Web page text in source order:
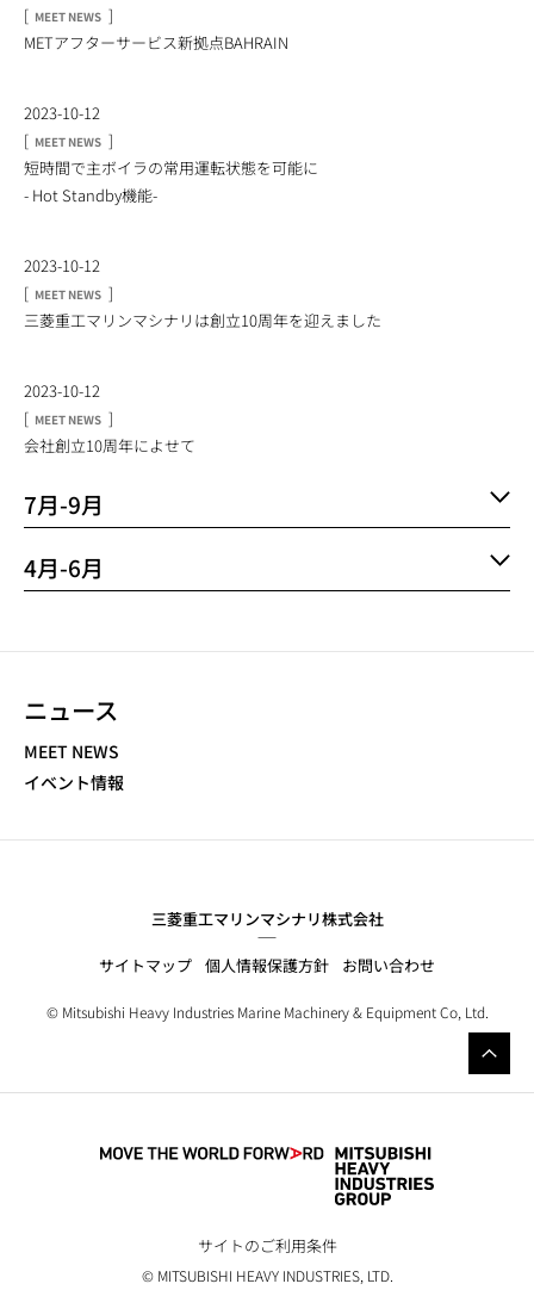
[ MEET NEWS ]
METアフターサービス新拠点BAHRAIN
2023-10-12
[ MEET NEWS ]
短時間で主ボイラの常⽤運転状態を可能に
- Hot Standby機能-
2023-10-12
[ MEET NEWS ]
三菱重工マリンマシナリは創立10周年を迎えました
2023-10-12
[ MEET NEWS ]
会社創立10周年によせて
7月-9月
4月-6月
ニュース
NEWS NAVIGATION
MEET NEWS
イベント情報
三菱重工マリンマシナリ株式会社
サイトマップ 個人情報保護方針 お問い合わせ
© Mitsubishi Heavy Industries Marine Machinery & Equipment Co, Ltd.
サイトのご利用条件
© MITSUBISHI HEAVY INDUSTRIES, LTD.